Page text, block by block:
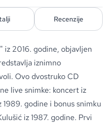
Recenzije
iz 2016. godine, objavljen
iznimno
Ovo dvostruko CD
live snimke: koncert iz
godine i bonus snimku
iz 1987. godine. Prvi